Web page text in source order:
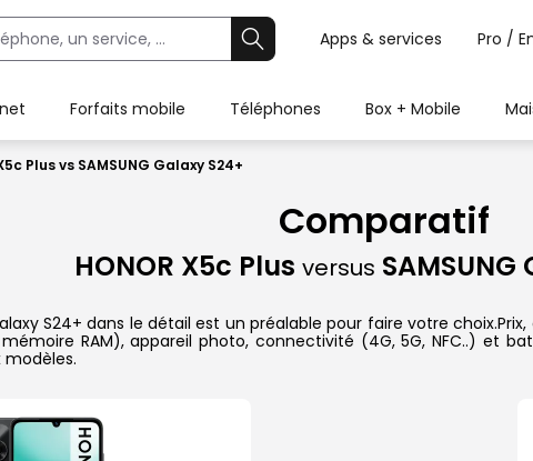
Apps & services Pro /
Forfaits mobile Téléphones Box + Mobile
Plus vs SAMSUNG Galaxy S24+
Comparatif
HONOR X5c Plus versus
S24+ dans le détail est un préalable pour faire votre
RAM), appareil photo, connectivité (4G, 5G, NFC..) et